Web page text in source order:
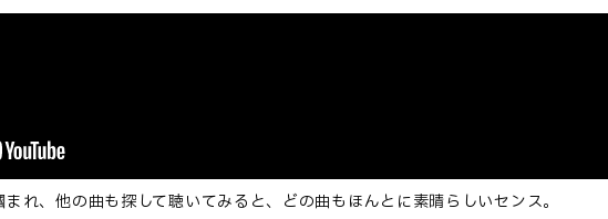
まれ、他の曲も探して聴いてみると、どの曲もほんとに素晴らしいセンス。